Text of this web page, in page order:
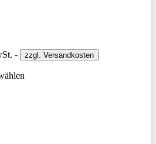
- zzgl. Versandkosten